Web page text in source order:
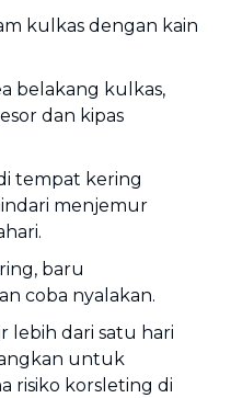
kulkas dengan kain
belakang kulkas,
dan kipas
tempat kering
menjemur
baru
coba nyalakan.
lebih dari satu hari
untuk
risiko korsleting di